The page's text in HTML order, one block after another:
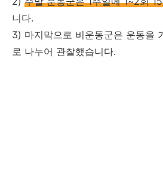
니다.
3) 마지막으로 비운동군은 운동을
로 나누어 관찰했습니다.